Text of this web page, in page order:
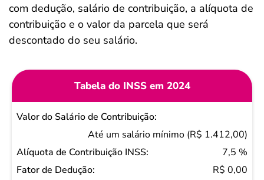
com dedução, salário de contribuição, a alíquota de
contribuição e o valor da parcela que será
descontado do seu salário.
Tabela do INSS em 2024
Valor do
Contribuição
Alíquota de
Até um salário mínimo (R$ 1.412,00)
7,5 %
R$ 0,00